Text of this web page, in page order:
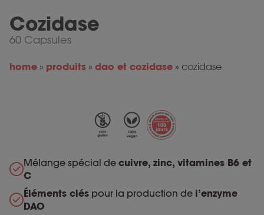
Cozidase
60 Capsules
home » produits » dao et cozidase » cozidase
Mélange spécial de cuivre, zinc, vitamines B6 et
C
Éléments clés pour la production de l’enzyme
DAO